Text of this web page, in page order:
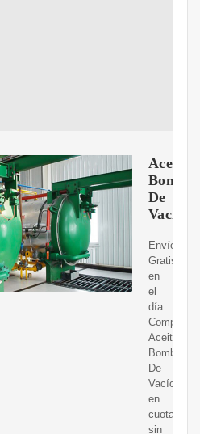
Aceite
Bomba
De
Vacío
Envíos
Gratis
en
el
día
Compre
Aceite
Bomba
De
Vacío
en
cuotas
sin